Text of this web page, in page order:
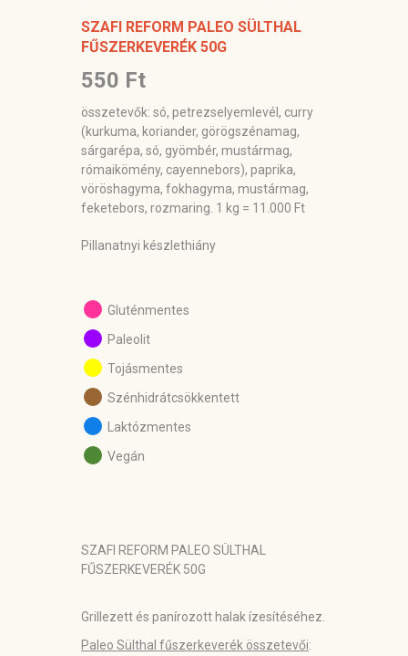
SZAFI REFORM PALEO SÜLTHAL
FŰSZERKEVERÉK 50G
550 Ft
összetevők: só, petrezselyemlevél, curry
(kurkuma, koriander, görögszénamag,
sárgarépa, só, gyömbér, mustármag,
rómaikömény, cayennebors), paprika,
vöröshagyma, fokhagyma, mustármag,
feketebors, rozmaring. 1 kg = 11.000 Ft
Pillanatnyi készlethiány
Gluténmentes
Paleolit
Tojásmentes
Szénhidrátcsökkentett
Laktózmentes
Vegán
SZAFI REFORM PALEO SÜLTHAL
FŰSZERKEVERÉK 50G
Grillezett és panírozott halak ízesítéséhez.
Paleo Sülthal fűszerkeverék összetevői: